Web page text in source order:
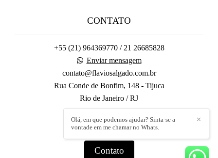
CONTATO
+55 (21) 964369770 / 21 26685828
Enviar mensagem
contato@flaviosalgado.com.br
Rua Conde de Bonfim, 148 - Tijuca
Rio de Janeiro / RJ
Contato
✕
Olá, em que podemos ajudar? Sinta-se a
vontade em me chamar no Whats.